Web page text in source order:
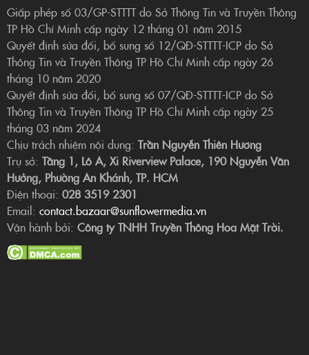
Giấp phép số 03/GP-STTTT do Sở Thông Tin và Truyền Thông
TP Hồ Chí Minh cấp ngày 12 tháng 01 năm 2015
Quyết định sửa đổi, bổ sung số 12/QĐ-STTTT-ICP do Sở
Thông Tin và Truyền Thông TP Hồ Chí Minh cấp ngày 26
tháng 10 năm 2020
Quyết định sửa đổi, bổ sung số 07/QĐ-STTTT-ICP do Sở
Thông Tin và Truyền Thông TP Hồ Chí Minh cấp ngày 25
tháng 03 năm 2024
Chịu trách nhiệm nội dung: Trần Nguyễn Thiên Hương
Trụ sở: Tầng 1, Lô A, Xi Riverview Palace, 190 Nguyễn Văn
Hưởng, Phường An Khánh, TP. HCM
Điện thoại: 028 3519 2301
Email: contact.bazaar@sunflowermedia.vn
Vận hành bởi: Công ty TNHH Truyền Thông Hoa Mặt Trời.